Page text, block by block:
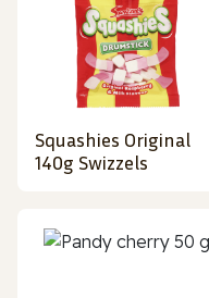
Squashies Original
140g Swizzels